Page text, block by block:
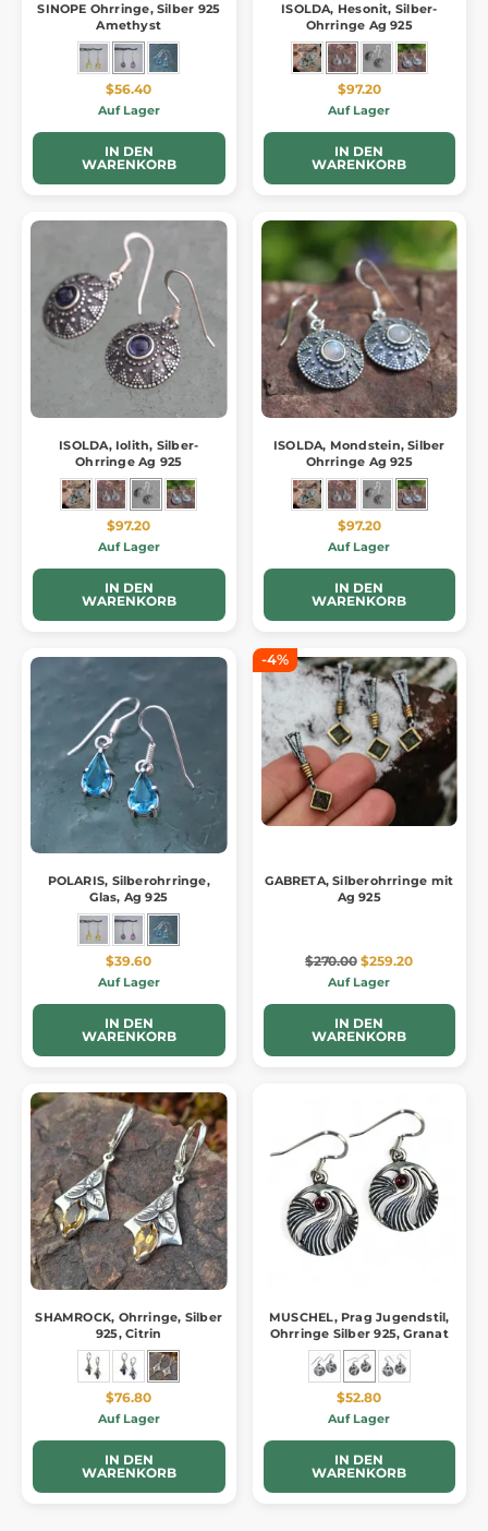
SINOPE Ohrringe, Silber 925
Amethyst
$56.40
Auf Lager
IN DEN
WARENKORB
ISOLDA, Hesonit, Silber-
Ohrringe Ag 925
$97.20
Auf Lager
IN DEN
WARENKORB
ISOLDA, Iolith, Silber-
Ohrringe Ag 925
$97.20
Auf Lager
IN DEN
WARENKORB
ISOLDA, Mondstein, Silber
Ohrringe Ag 925
$97.20
Auf Lager
IN DEN
WARENKORB
POLARIS, Silberohrringe,
Glas, Ag 925
$39.60
Auf Lager
IN DEN
WARENKORB
-4%
GABRETA, Silberohrringe mit
Ag 925
$270.00 $259.20
Auf Lager
IN DEN
WARENKORB
SHAMROCK, Ohrringe, Silber
925, Citrin
$76.80
Auf Lager
IN DEN
WARENKORB
MUSCHEL, Prag Jugendstil,
Ohrringe Silber 925, Granat
$52.80
Auf Lager
IN DEN
WARENKORB